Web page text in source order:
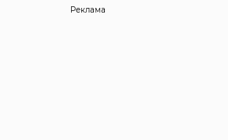
Реклама